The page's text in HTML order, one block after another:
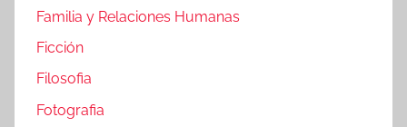
Familia y Relaciones Humanas
Ficción
Filosofia
Fotografia